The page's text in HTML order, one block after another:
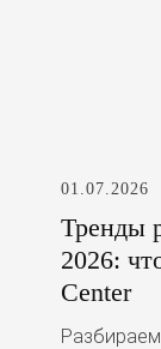
01.07.2026
Тренды
2026:
Center